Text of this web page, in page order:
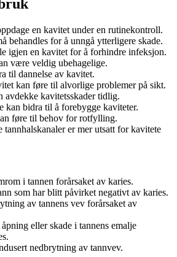
en kavitet under en rutinekontroll.
behandles for å unngå ytterligere skade.
igjen en kavitet for å forhindre infeksjon.
være veldig ubehagelige.
til dannelse av kavitet.
kan føre til alvorlige problemer på sikt.
avdekke kavitetsskader tidlig.
kan bidra til å forebygge kaviteter.
føre til behov for rotfylling.
tannhalskanaler er mer utsatt for kavitete
i tannen forårsaket av karies.
som har blitt påvirket negativt av karies.
av tannens vev forårsaket av
eller skade i tannens emalje
nedbrytning av tannvev.